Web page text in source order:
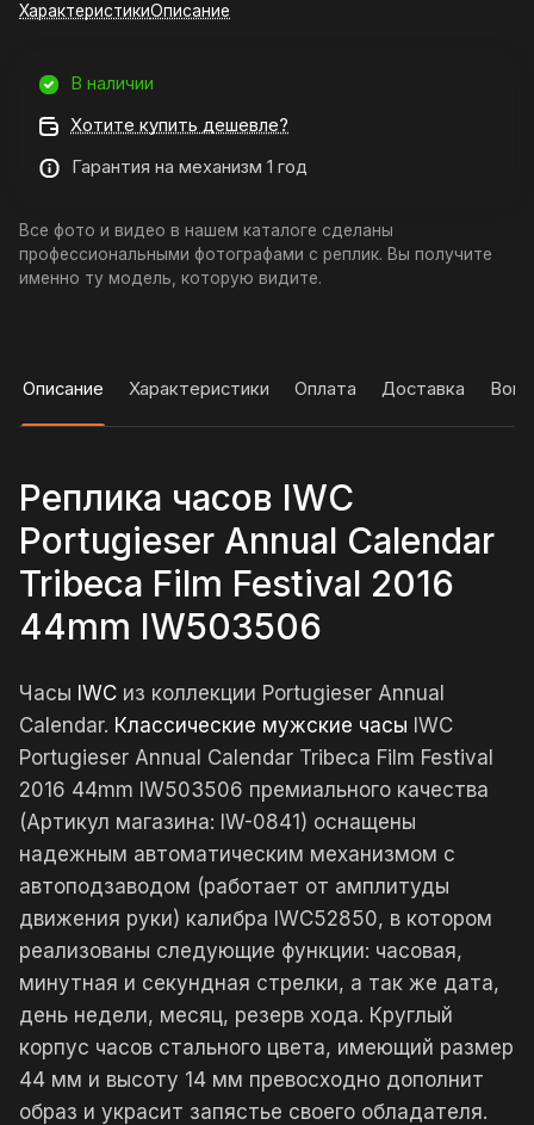
ХарактеристикиОписание
В наличии
Хотите купить дешевле?
Гарантия на механизм 1 год
Все фото и видео в нашем каталоге сделаны
профессиональными фотографами с реплик. Вы получите
именно ту модель, которую видите.
Описание Характеристики Оплата Доставка
Реплика часов IWC
Portugieser Annual Calendar
Tribeca Film Festival 2016
44mm IW503506
Часы IWC из коллекции Portugieser Annual
Calendar. Классические мужские часы IWC
Portugieser Annual Calendar Tribeca Film Festival
2016 44mm IW503506 премиального качества
(Артикул магазина: IW-0841) оснащены
надежным автоматическим механизмом с
автоподзаводом (работает от амплитуды
движения руки) калибра IWC52850, в котором
реализованы следующие функции: часовая,
минутная и секундная стрелки, а так же дата,
день недели, месяц, резерв хода. Круглый
корпус часов стального цвета, имеющий размер
44 мм и высоту 14 мм превосходно дополнит
образ и украсит запястье своего обладателя.